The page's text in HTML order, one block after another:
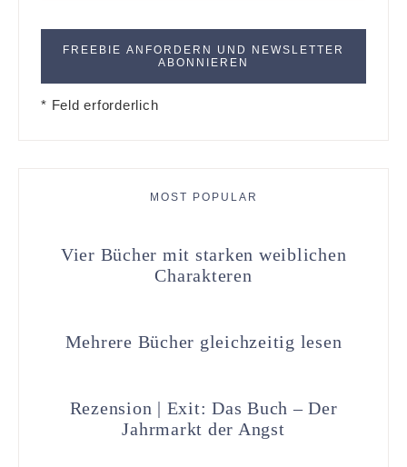
* Feld erforderlich
MOST POPULAR
Vier Bücher mit starken weiblichen
Charakteren
Mehrere Bücher gleichzeitig lesen
Rezension | Exit: Das Buch – Der
Jahrmarkt der Angst